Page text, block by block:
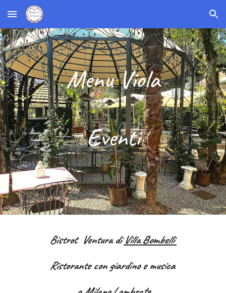
Skip to main content Skip to navigation
Menu Viola
Eventi
Bistrot Ventura diVilla Bombelli
Ristorante con giardino e musica